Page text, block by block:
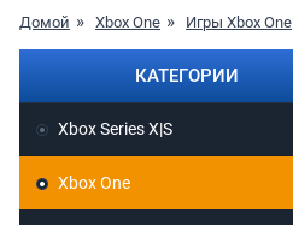
Домой Xbox One Игры Xbox One
КАТЕГОРИИ
Xbox Series X|S
Xbox One